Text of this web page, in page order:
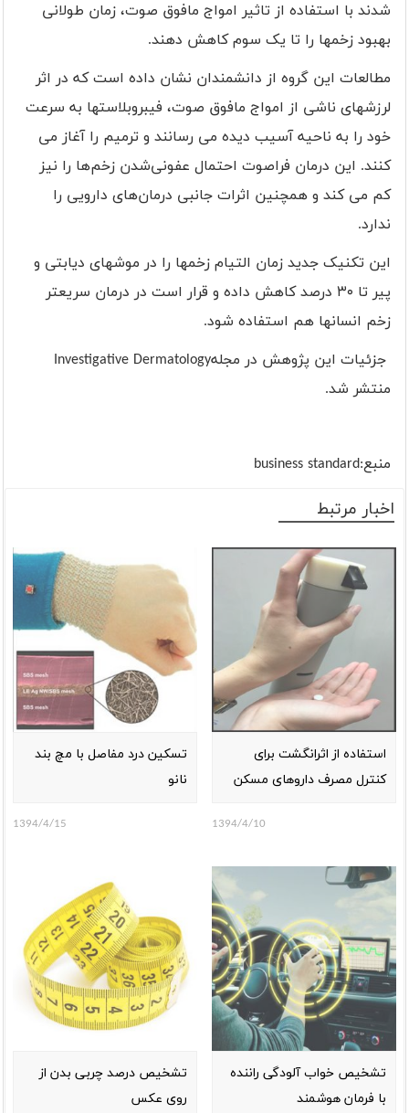
شدند با استفاده از تاثیر امواج مافوق صوت، زمان طولانی
بهبود زخمها را تا یک سوم کاهش دهند.
مطالعات این گروه از دانشمندان نشان داده است که در اثر
لرزشهای ناشی از امواج مافوق صوت، فیبروبلاستها به سرعت
خود را به ناحیه آسیب دیده می رسانند و ترمیم را آغاز می
کنند. این درمان فراصوت احتمال عفونی‌شدن زخم‌ها را نیز
کم می کند و همچنین اثرات جانبی درمان‌های دارویی را
ندارد.
این تکنیک جدید زمان التیام زخمها را در موشهای دیابتی و
پیر تا ۳۰ درصد کاهش داده و قرار است در درمان سریعتر
زخم انسانها هم استفاده شود.
جزئیات این پژوهش در مجلهInvestigative Dermatology
منتشر شد.
منبع:business standard
اخبار مرتبط
استفاده از اثرانگشت برای
کنترل مصرف داروهای مسکن
1394/4/10
تسکین درد مفاصل با مچ بند
نانو
1394/4/15
تشخیص خواب آلودگی راننده
با فرمان هوشمند
تشخیص درصد چربی بدن از
روی عکس